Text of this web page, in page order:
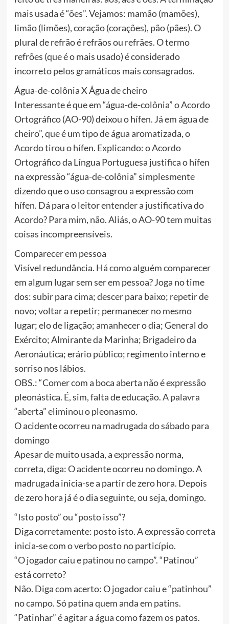
mais usada é “ões”. Vejamos: mamão (mamões),
limão (limões), coração (corações), pão (pães). O
plural de refrão é refrãos ou refrães. O termo
refrões (que é o mais usado) é considerado
incorreto pelos gramáticos mais consagrados.
Água-de-colônia X Água de cheiro
Interessante é que em “água-de-colônia” o Acordo
Ortográfico (AO-90) deixou o hífen. Já em água de
cheiro”, que é um tipo de água aromatizada, o
Acordo tirou o hífen. Explicando: o Acordo
Ortográfico da Língua Portuguesa justifica o hífen
na expressão “água-de-colônia” simplesmente
dizendo que o uso consagrou a expressão com
hífen. Dá para o leitor entender a justificativa do
Acordo? Para mim, não. Aliás, o AO-90 tem muitas
coisas incompreensíveis.
Comparecer em pessoa
Visível redundância. Há como alguém comparecer
em algum lugar sem ser em pessoa? Joga no time
dos: subir para cima; descer para baixo; repetir de
novo; voltar a repetir; permanecer no mesmo
lugar; elo de ligação; amanhecer o dia; General do
Exército; Almirante da Marinha; Brigadeiro da
Aeronáutica; erário público; regimento interno e
sorriso nos lábios.
OBS.: “Comer com a boca aberta não é expressão
pleonástica. É, sim, falta de educação. A palavra
“aberta” eliminou o pleonasmo.
O acidente ocorreu na madrugada do sábado para
domingo
Apesar de muito usada, a expressão norma,
correta, diga: O acidente ocorreu no domingo. A
madrugada inicia-se a partir de zero hora. Depois
de zero hora já é o dia seguinte, ou seja, domingo.
“Isto posto” ou “posto isso”?
Diga corretamente: posto isto. A expressão correta
inicia-se com o verbo posto no particípio.
“O jogador caiu e patinou no campo”. “Patinou”
está correto?
Não. Diga com acerto: O jogador caiu e “patinhou”
no campo. Só patina quem anda em patins.
“Patinhar” é agitar a água como fazem os patos.